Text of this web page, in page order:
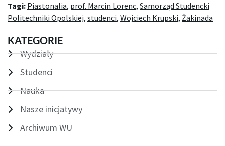
Tagi: Piastonalia, prof. Marcin Lorenc, Samorząd Studencki
Politechniki Opolskiej, studenci, Wojciech Krupski, Żakinada
KATEGORIE
Wydziały
Studenci
Nauka
Nasze inicjatywy
Archiwum WU